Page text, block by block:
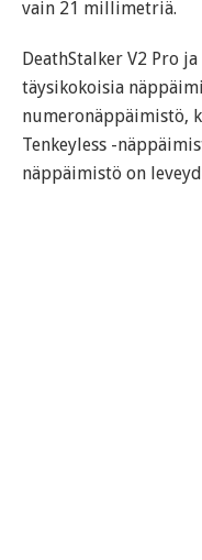
vain 21 millimetriä.
DeathStalker V2 Pro
täysikokoisia
numeronäppäimistö,
Tenkeyless -
näppäimistö on